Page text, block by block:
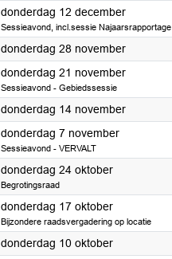
donderdag 12 december2024
Sessieavond, incl.sessie Najaarsrapportage
donderdag 28 november2024
donderdag 21 november2024
Sessieavond - Gebiedssessie
donderdag 14 november2024
donderdag 7 november2024
Sessieavond - VERVALT
donderdag 24 oktober2024
Begrotingsraad
donderdag 17 oktober2024
Bijzondere raadsvergadering op locatie
donderdag 10 oktober2024